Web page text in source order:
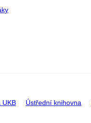
UKB Ústřední knihovna